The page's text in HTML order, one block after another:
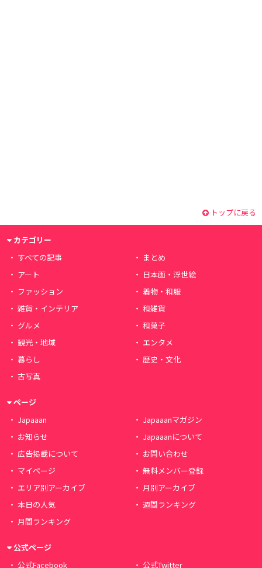
トップに戻る
カテゴリー
すべての記事
まとめ
アート
日本画・浮世絵
ファッション
着物・和服
雑貨・インテリア
和雑貨
グルメ
和菓子
観光・地域
エンタメ
暮らし
歴史・文化
古写真
ページ
Japaaan
Japaaanマガジン
お知らせ
Japaaanについて
広告掲載について
お問い合わせ
マイページ
無料メンバー登録
エリア別アーカイブ
月別アーカイブ
本日の人気
週間ランキング
月間ランキング
公式ページ
公式Facebook
公式Twitter